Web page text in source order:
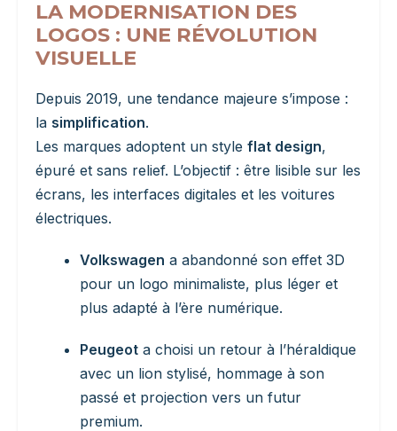
LA MODERNISATION DES
LOGOS : UNE RÉVOLUTION
VISUELLE
Depuis 2019, une tendance majeure s’impose :
la simplification.
Les marques adoptent un style flat design,
épuré et sans relief. L’objectif : être lisible sur les
écrans, les interfaces digitales et les voitures
électriques.
Volkswagen a abandonné son effet 3D
pour un logo minimaliste, plus léger et
plus adapté à l’ère numérique.
Peugeot a choisi un retour à l’héraldique
avec un lion stylisé, hommage à son
passé et projection vers un futur
premium.